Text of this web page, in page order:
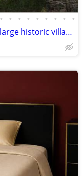
• • • • • • • • •
very envied location Brittany coast, large historic village property